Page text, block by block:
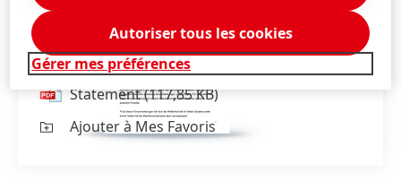
(in German)
Carsten Knobel, Henkel CEO
Statement(117,85 KB)
Ajouter à Mes Favoris
Gérer mes préférences
Autoriser tous les cookies